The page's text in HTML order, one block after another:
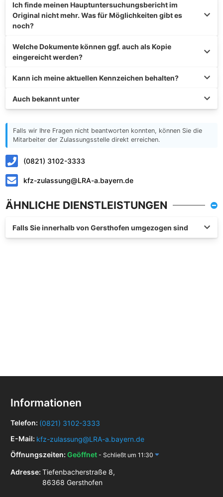
Ich finde meinen Hauptuntersuchungsbericht im
Original nicht mehr. Was für Möglichkeiten gibt es
noch?
Welche Dokumente können ggf. auch als Kopie
eingereicht werden?
Kann ich meine aktuellen Kennzeichen behalten?
Auch bekannt unter
Falls wir Ihre Fragen nicht beantworten konnten, können Sie die
Mitarbeiter der Zulassungsstelle direkt erreichen.
(0821) 3102-3333
kfz-zulassung@LRA-a.bayern.de
ÄHNLICHE DIENSTLEISTUNGEN
Falls Sie innerhalb von Gersthofen umgezogen sind
Informationen
Telefon: (0821) 3102-3333
E-Mail: kfz-zulassung@LRA-a.bayern.de
Öffnungszeiten: Geöffnet - Schließt um 11:30
Adresse: Tiefenbacherstraße 8,
86368 Gersthofen